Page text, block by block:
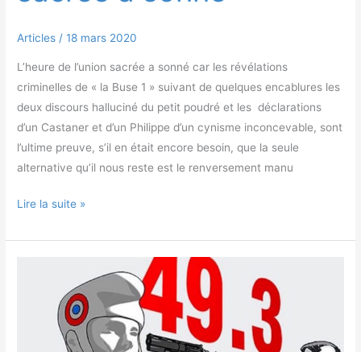
Articles /18 mars 2020
L’heure de l’union sacrée a sonné car les révélations
criminelles de « la Buse 1 » suivant de quelques encablures les
deux discours halluciné du petit poudré et les déclarations
d’un Castaner et d’un Philippe d’un cynisme inconcevable, sont
l’ultime preuve, s’il en était encore besoin, que la seule
alternative qu’il nous reste est le renversement manu
Lire la suite »